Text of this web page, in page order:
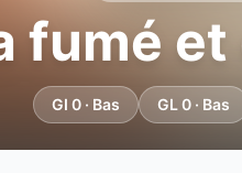
fumé
GI 0 · Bas GL 0 · Bas